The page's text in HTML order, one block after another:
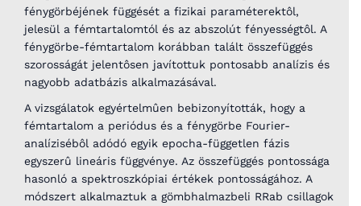
fénygörbéjének függését a fizikai paraméterektôl,
jelesül a fémtartalomtól és az abszolút fényességtôl. A
fénygörbe-fémtartalom korábban talált összefüggés
szorosságát jelentôsen javítottuk pontosabb analízis és
nagyobb adatbázis alkalmazásával.
A vizsgálatok egyértelmûen bebizonyították, hogy a
fémtartalom a periódus és a fénygörbe Fourier-
analízisébôl adódó egyik epocha-független fázis
egyszerû lineáris függvénye. Az összefüggés pontossága
hasonló a spektroszkópiai értékek pontosságához. A
módszert alkalmaztuk a gömbhalmazbeli RRab csillagok